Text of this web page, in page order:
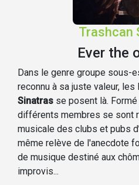
Trashcan
Ever the
Dans le genre groupe sous-
reconnu à sa juste valeur,
Sinatras se posent là.
différents membres se sont
musicale des clubs et pubs
même relève de l'anecdote
de musique destiné aux
improvis...